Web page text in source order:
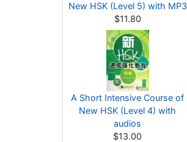
New HSK (Level 5) with MP3
$11.80
A Short Intensive Course of
New HSK (Level 4) with
audios
$13.00